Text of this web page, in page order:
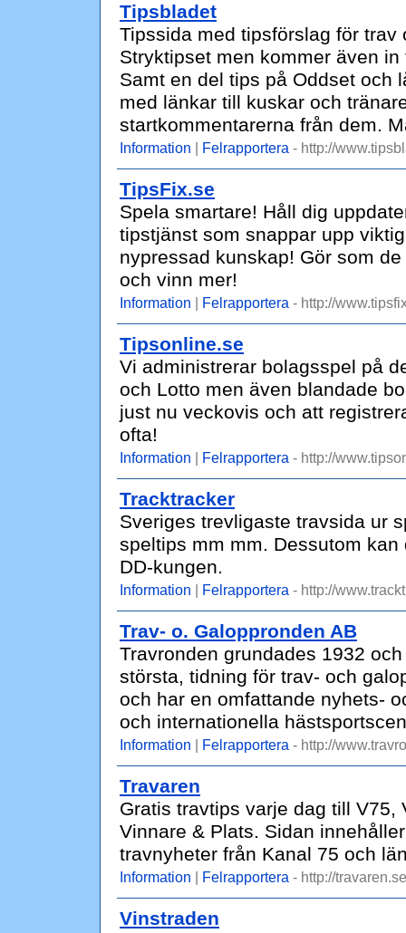
Tipsbladet
Tipssida med tipsförslag för
Stryktipset men kommer även
Samt en del tips på Oddset och
med länkar till kuskar och
startkommentarerna från dem.
Information | Felrapportera - http://
TipsFix.se
Spela smartare! Håll dig
tipstjänst som snappar upp
nypressad kunskap! Gör som
och vinn mer!
Information | Felrapportera - http://
Tipsonline.se
Vi administrerar bolagsspel på
och Lotto men även blandade
just nu veckovis och att
ofta!
Information | Felrapportera - http://
Tracktracker
Sveriges trevligaste travsida ur
speltips mm mm. Dessutom
DD-kungen.
Information | Felrapportera - http://
Trav- o. Galoppronden AB
Travronden grundades 1932
största, tidning för trav- och
och har en omfattande nyhets-
och internationella
Information | Felrapportera - http://
Travaren
Gratis travtips varje dag till
Vinnare & Plats. Sidan
travnyheter från Kanal 75 och
Information | Felrapportera - http://
Vinstraden